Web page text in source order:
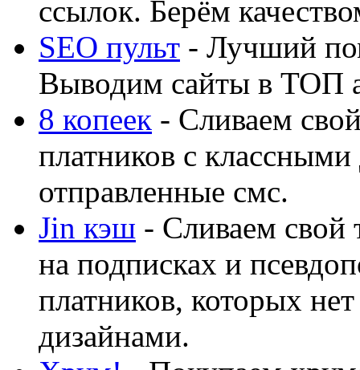
ссылок. Берём
SEO пульт - Лучший
Выводим сайты в ТОП
8 копеек - Сливаем
платников с
отправленные смс.
Jin кэш - Сливаем свой
на подписках и
платников, которых
дизайнами.